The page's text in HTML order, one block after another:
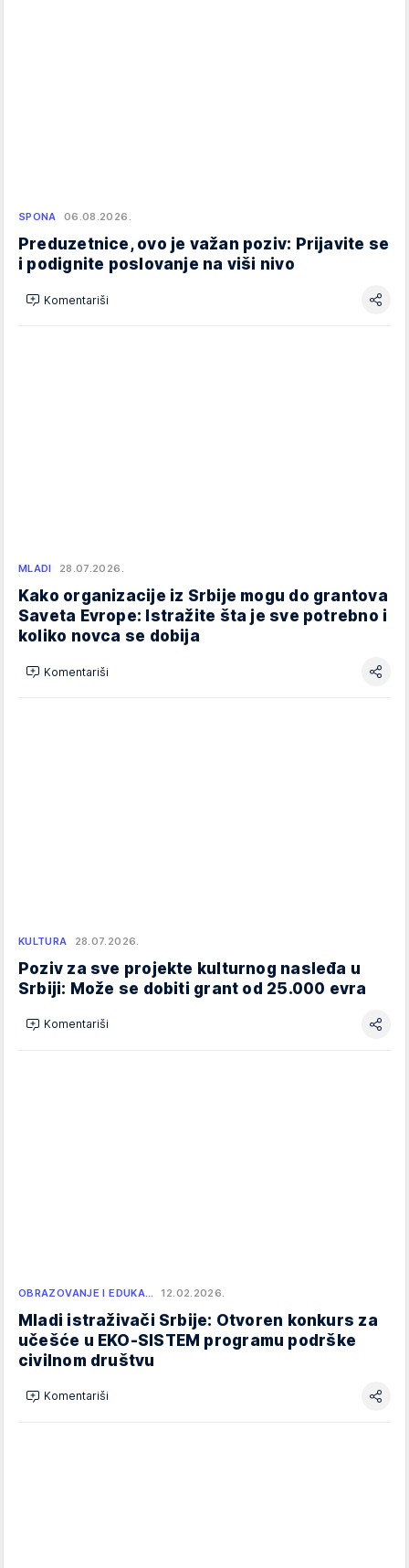
SPONA 06.08.2026.
Preduzetnice, ovo je važan poziv: Prijavite se
i podignite poslovanje na viši nivo
Komentariši
MLADI 28.07.2026.
Kako organizacije iz Srbije mogu do grantova
Saveta Evrope: Istražite šta je sve potrebno i
koliko novca se dobija
Komentariši
KULTURA 28.07.2026.
Poziv za sve projekte kulturnog nasleđa u
Srbiji: Može se dobiti grant od 25.000 evra
Komentariši
OBRAZOVANJE I EDUKA… 12.02.2026.
Mladi istraživači Srbije: Otvoren konkurs za
učešće u EKO-SISTEM programu podrške
civilnom društvu
Komentariši